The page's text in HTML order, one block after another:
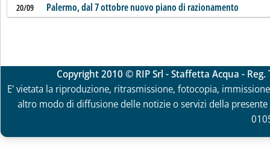
20/09 Palermo, dal 7 ottobre nuovo piano di razionamento
Copyright 2010 © RIP Srl - Staffetta Acqua -
E' vietata la riproduzione, ritrasmissione, fotocopia,
altro modo di diffusione delle notizie o servizi della